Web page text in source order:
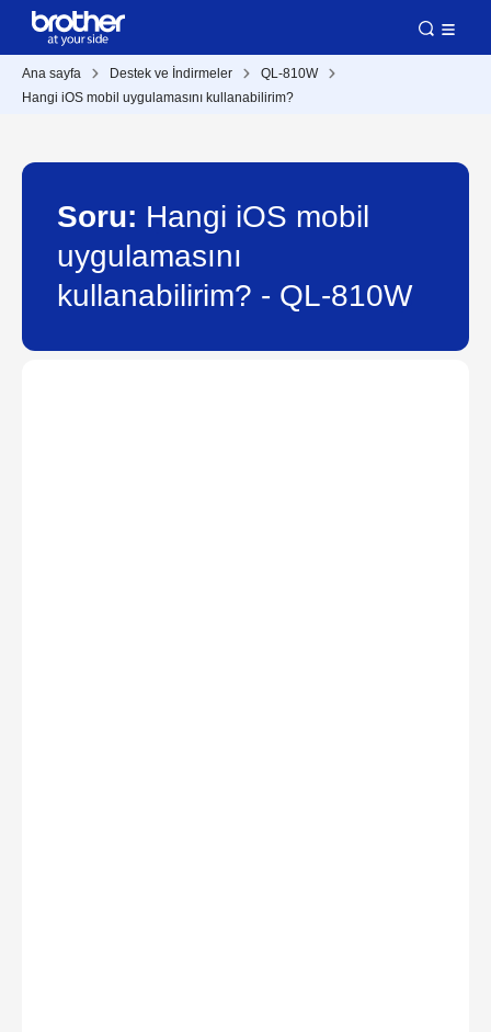
Ana sayfa Destek ve İndirmeler
QL-810W
Hangi iOS mobil uygulamasını kullanabilirim?
Soru: Hangi iOS mobil
uygulamasını
kullanabilirim? - QL-810W